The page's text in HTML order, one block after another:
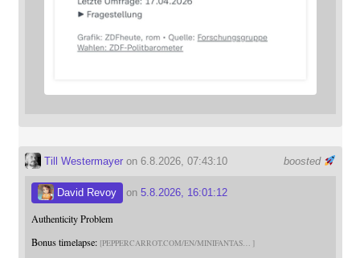
boosted
Till Westermayeron 6.8.2026, 07:43:10
David Revoy on 5.8.2026, 16:01:12
Authenticity Problem
Bonus timelapse: PEPPERCARROT.COM/EN/MINIFANTAS